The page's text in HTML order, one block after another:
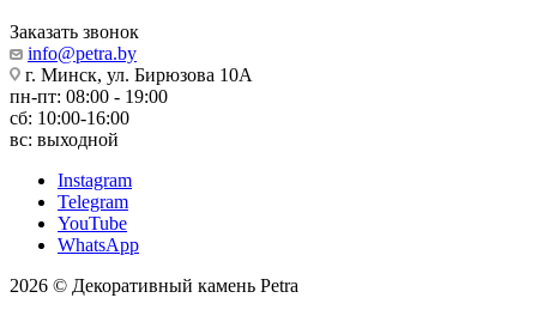
Заказать звонок
info@petra.by
г. Минск, ул. Бирюзова 10А
пн-пт: 08:00 - 19:00
сб: 10:00-16:00
вс: выходной
Instagram
Telegram
YouTube
WhatsApp
2026 © Декоративный камень Petra